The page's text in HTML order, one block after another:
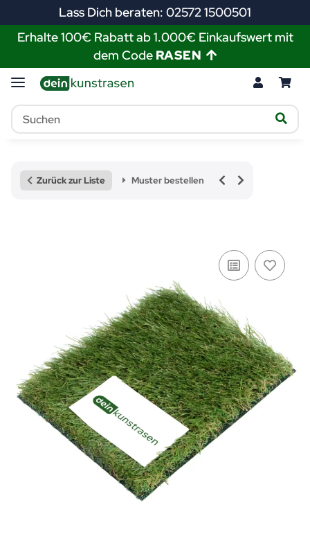
Lass Dich beraten: 02572 1500501
Erhalte 100€ Rabatt ab 1.000€ Einkaufswert mit
dem Code RASEN
Zurück zur Liste Muster bestellen